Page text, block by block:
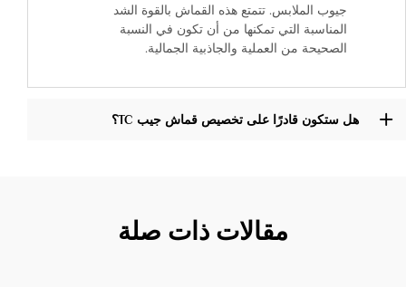
جيوب الملابس. تتمتع هذه القماش بالقوة الشد
المناسبة التي تمكنها من أن تكون في النسبة
الصحيحة من العملية والجاذبية الجمالية.
هل ستكون قادرًا على تخصيص قماش جيب TC؟
مقالات ذات صلة